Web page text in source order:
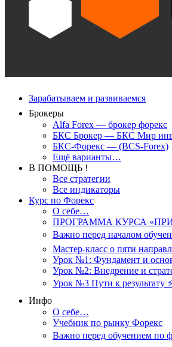
Зарабатываем и развиваемся
Брокеры
Alfa Forex — брокер форекс
БКС Брокер — БКС Мир
БКС-Форекс — (BCS-Forex)
Ещё варианты…
В ПОМОЩЬ !
Все стратегии
Все индикаторы
Курс по Форекс
О себе…
ПРОГРАММА КУРСА
Важно перед началом
Мастер-класс о пяти
Урок №1: Фундамент и
Урок №2: Внедрение и
Урок №3 Пути к результату
Инфо
О себе…
Учебник по рынку Форекс
Важно перед обучением по